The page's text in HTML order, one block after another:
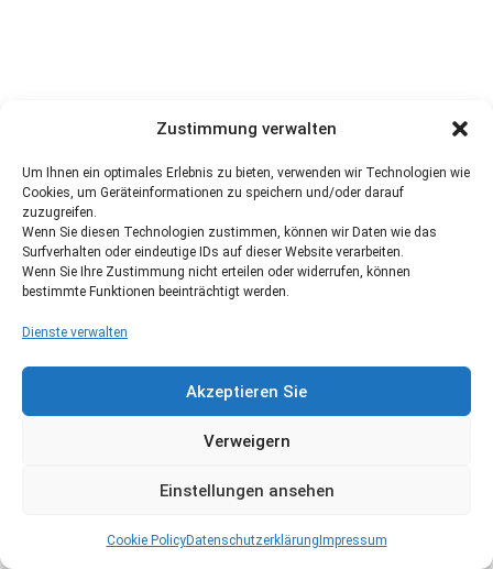
Zustimmung verwalten
Um Ihnen ein optimales Erlebnis zu bieten, verwenden wir Technologien wie
Cookies, um Geräteinformationen zu speichern und/oder darauf
zuzugreifen.
Wenn Sie diesen Technologien zustimmen, können wir Daten wie das
Surfverhalten oder eindeutige IDs auf dieser Website verarbeiten.
Wenn Sie Ihre Zustimmung nicht erteilen oder widerrufen, können
bestimmte Funktionen beeinträchtigt werden.
Dienste verwalten
Akzeptieren Sie
Verweigern
Einstellungen ansehen
Cookie PolicyDatenschutzerklärung Impressum